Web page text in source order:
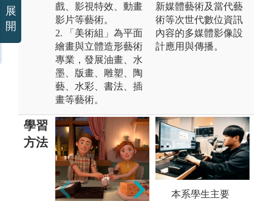
戲、影視特效、動畫
影片等藝術。
2. 「美術組」為平面
繪畫與立體造形藝術
專業，發展油畫、水
墨、版畫、雕塑、陶
藝、水彩、書法、插
畫等藝術。
新媒體藝術及當代藝
術等次世代數位資訊
內容的多媒體影像設
計應用與傳播。
學習
方法
本系學生主要
展
開